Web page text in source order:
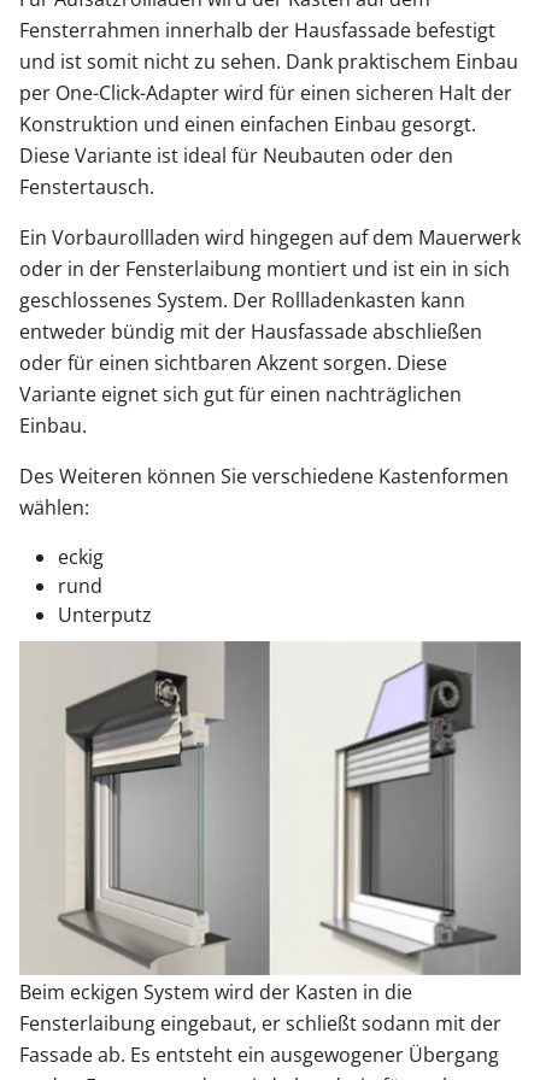
Fensterrahmen innerhalb der Hausfassade befestigt
und ist somit nicht zu sehen. Dank praktischem Einbau
per One-Click-Adapter wird für einen sicheren Halt der
Konstruktion und einen einfachen Einbau gesorgt.
Diese Variante ist ideal für Neubauten oder den
Fenstertausch.
Ein Vorbaurollladen wird hingegen auf dem Mauerwerk
oder in der Fensterlaibung montiert und ist ein in sich
geschlossenes System. Der Rollladenkasten kann
entweder bündig mit der Hausfassade abschließen
oder für einen sichtbaren Akzent sorgen. Diese
Variante eignet sich gut für einen nachträglichen
Einbau.
Des Weiteren können Sie verschiedene Kastenformen
wählen:
eckig
rund
Unterputz
Beim eckigen System wird der Kasten in die
Fensterlaibung eingebaut, er schließt sodann mit der
Fassade ab. Es entsteht ein ausgewogener Übergang